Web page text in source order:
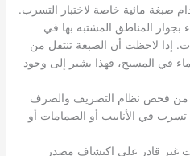
صبغة مائية خاصة لاختبار التسرب.
بجوار المناطق المشتبه بها في
إذا لاحظت أن الصبغة تنتقل من
في المسبح، فهذا يشير إلى وجود
من فحص نظام التصريف والصرف
في الأنابيب أو الصمامات أو
غير قادر على اكتشاف مصدر